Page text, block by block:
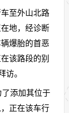
至外山北路
地，经诊断
爆胎的首恶
该路段的别
访。
添加其位于
正在该车行